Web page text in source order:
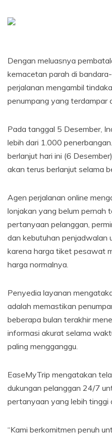
Dengan meluasnya
kemacetan parah di
perjalanan mengambil
penumpang yang terdampar
Pada tanggal 5 Desember,
lebih dari 1.000
berlanjut hari ini (6
akan terus berlanjut selama
Agen perjalanan online
lonjakan yang belum pernah
pertanyaan pelanggan,
dan kebutuhan penjadwalan
karena harga tiket pesawat
harga normalnya.
Penyedia layanan
adalah memastikan
beberapa bulan terakhir
informasi akurat selama
paling mengganggu.
EaseMyTrip mengatakan
dukungan pelanggan 24/7
pertanyaan yang lebih tinggi
“Kami berkomitmen penuh